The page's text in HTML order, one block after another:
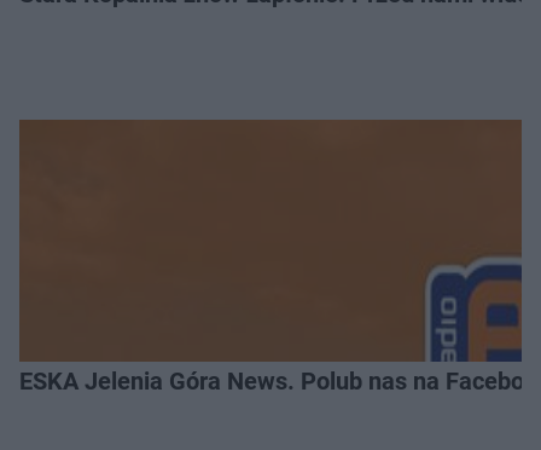
ESKA Jelenia Góra News. Polub nas na